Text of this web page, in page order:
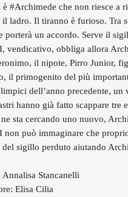
#Archimede che non riesce a
il ladro. Il tiranno è furioso. Tra
porterà un accordo. Serve il
vendicativo, obbliga allora
il nipote, Pirro Junior,
il primogenito del più
dell’anno precedente, un
hanno già fatto scappare tre
sta cercando uno nuovo,
non può immaginare che
del sigillo perduto aiutando
Stancanelli
Elisa Cilia